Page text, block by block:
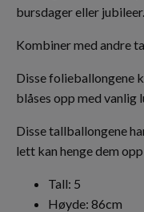
bursdager eller jubileer.
Kombiner med andre
Disse folieballongene
blåses opp med vanlig
Disse tallballongene
lett kan henge dem opp
Tall: 5
Høyde: 86cm